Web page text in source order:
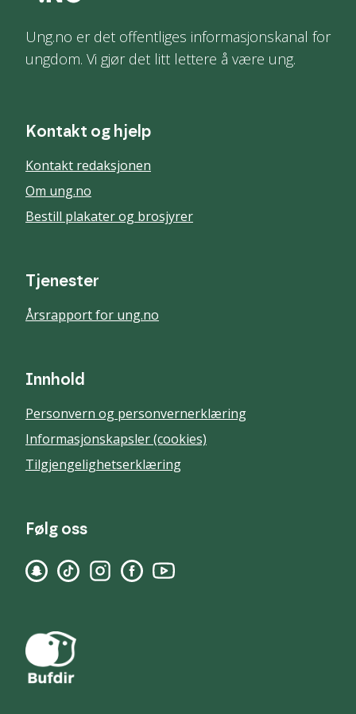
Ung.no er det offentliges informasjonskanal for
ungdom. Vi gjør det litt lettere å være ung.
Kontakt og hjelp
Kontakt redaksjonen
Om ung.no
Bestill plakater og brosjyrer
Tjenester
Årsrapport for ung.no
Innhold
Personvern og personvernerklæring
Informasjonskapsler (cookies)
Tilgjengelighetserklæring
Følg oss